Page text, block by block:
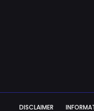
DISCLAIMER